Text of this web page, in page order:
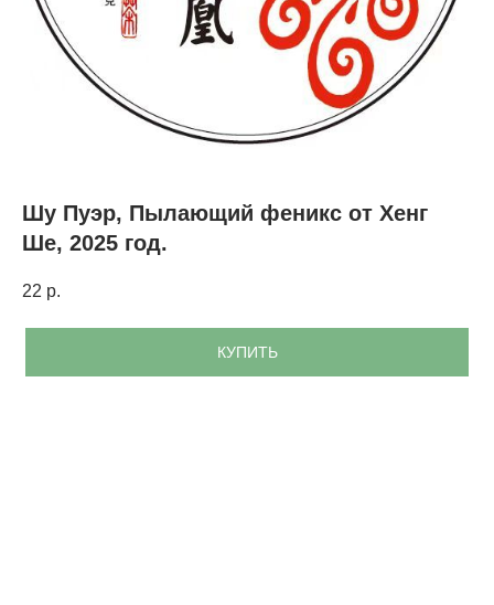
Шу Пуэр, Пылающий феникс от Хенг
Ше, 2025 год.
22 р.
КУПИТЬ